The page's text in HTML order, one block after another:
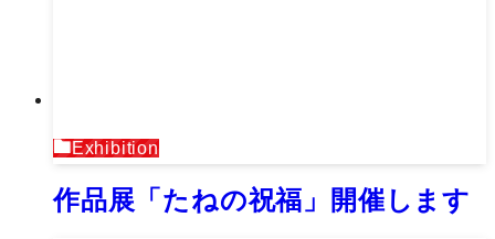
Exhibition
作品展「たねの祝福」開催します